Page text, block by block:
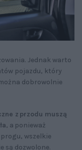
Jednak warto
pojazdu, który
dobrowolnie
z przodu muszą
, a ponieważ
wszelkie
są dozwolone.